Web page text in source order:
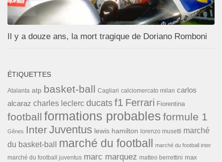
Il y a douze ans, la mort tragique de Doriano Romboni
ÉTIQUETTES
Atalanta atp basket-ball Cagliari calciomercato milan carlos
alcaraz charles leclerc ducats f1 Ferrari Fiorentina
football formations probables formule 1
Gênes InterJuventus lewis hamilton lorenzo musetti marché
du basket-ball
marché du football marché du football inter
marché du football juventus marc marquez matteo berrettini max